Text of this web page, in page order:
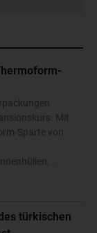
Mit
Sparte von
türkischen